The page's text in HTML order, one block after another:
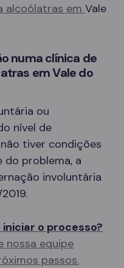
alcoólatras em Vale
numa clínica de
em Vale do
ou
nível de
tiver condições
do problema, a
involuntária
o processo?
nossa equipe
passos.